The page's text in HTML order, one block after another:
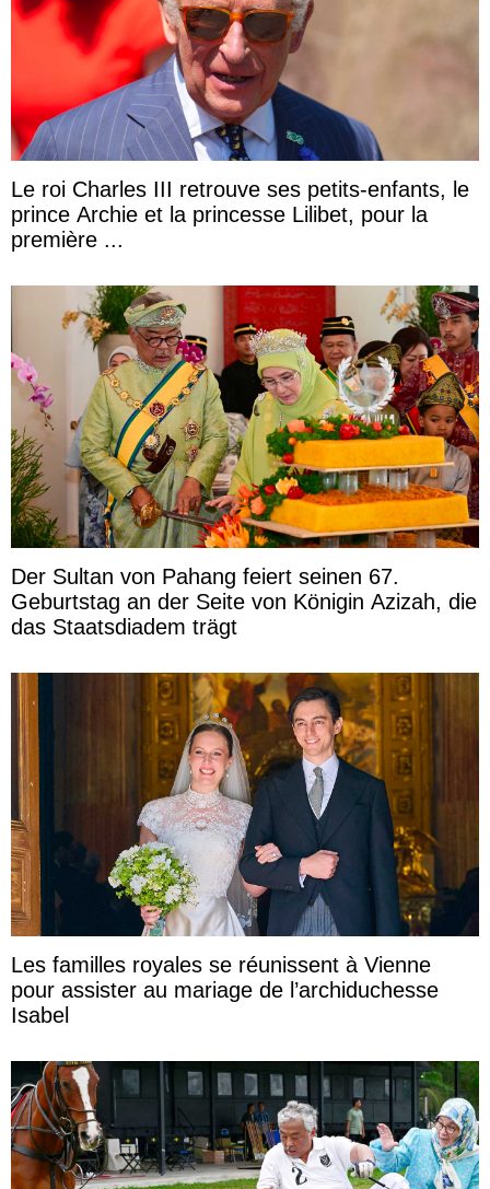
Le roi Charles III retrouve ses petits-enfants, le
prince Archie et la princesse Lilibet, pour la
première ...
Der Sultan von Pahang feiert seinen 67.
Geburtstag an der Seite von Königin Azizah, die
das Staatsdiadem trägt
Les familles royales se réunissent à Vienne
pour assister au mariage de l’archiduchesse
Isabel